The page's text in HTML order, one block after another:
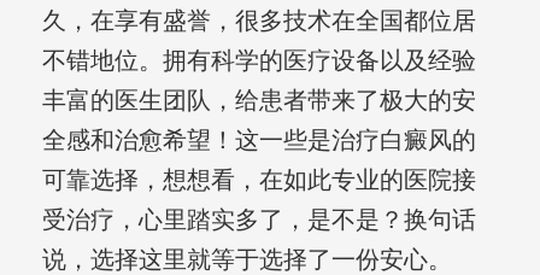
久，在享有盛誉，很多技术在全国都位居
不错地位。拥有科学的医疗设备以及经验
丰富的医生团队，给患者带来了极大的安
全感和治愈希望！这一些是治疗白癜风的
可靠选择，想想看，在如此专业的医院接
受治疗，心里踏实多了，是不是？换句话
说，选择这里就等于选择了一份安心。